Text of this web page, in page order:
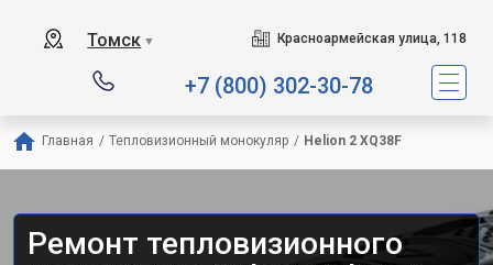
Томск ▼ Красноармейская улица, 118
+7 (800) 302-30-78
Главная / Тепловизионный монокуляр / Helion 2 XQ38F
Ремонт тепловизионного